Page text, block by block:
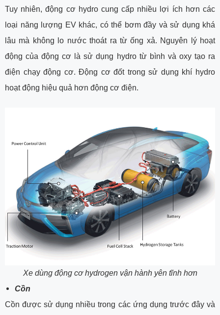
Tuy nhiên, động cơ hydro cung cấp nhiều lợi ích hơn các
loại năng lượng EV khác, có thể bơm đầy và sử dụng khá
lâu mà không lo nước thoát ra từ ống xả. Nguyên lý hoạt
động của động cơ là sử dụng hydro từ bình và oxy tạo ra
điện chạy động cơ. Động cơ đốt trong sử dụng khí hydro
hoạt động hiệu quả hơn động cơ điện.
Xe dùng động cơ hydrogen vận hành yên tĩnh hơn
Cồn
Cồn được sử dụng nhiều trong các ứng dụng trước đây và